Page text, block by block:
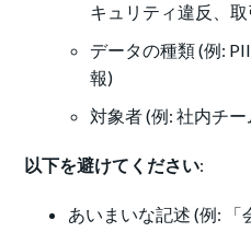
キュリティ違反、
データの種類 (例:
報)
対象者 (例: 社内チ
以下を避けてください:
あいまいな記述 (例: